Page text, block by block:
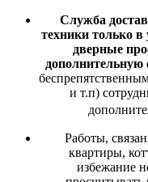
Служба
техники только в
дверные
дополнительную
и т.п)
Работы,
квартиры,
избежание